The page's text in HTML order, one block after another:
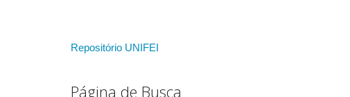
Repositório UNIFEI
Página de Busca